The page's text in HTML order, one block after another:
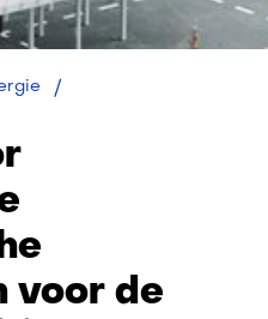
voor de